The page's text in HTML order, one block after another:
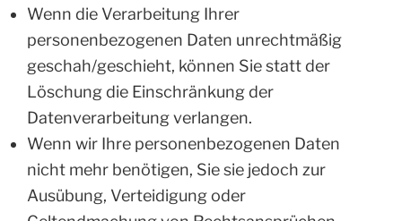
Wenn die Verarbeitung Ihrer
personenbezogenen Daten unrechtmäßig
geschah/geschieht, können Sie statt der
Löschung die Einschränkung der
Datenverarbeitung verlangen.
Wenn wir Ihre personenbezogenen Daten
nicht mehr benötigen, Sie sie jedoch zur
Ausübung, Verteidigung oder